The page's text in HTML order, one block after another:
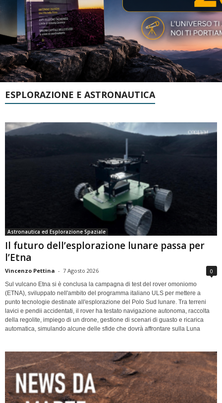
ESPLORAZIONE E ASTRONAUTICA
Astronautica ed Esplorazione Spaziale
Il futuro dell’esplorazione lunare passa per
l’Etna
Vincenzo Pettina - 7 Agosto 2026 0
Sul vulcano Etna si è conclusa la campagna di test del rover omoniomo
(ETNA), sviluppato nell'ambito del programma italiano ULS per mettere a
punto tecnologie destinate all'esplorazione del Polo Sud lunare. Tra terreni
lavici e pendii accidentati, il rover ha testato navigazione autonoma, raccolta
della regolite, impiego di un drone, gestione di scenari di guasto e ricarica
automatica, simulando alcune delle sfide che dovrà affrontare sulla Luna